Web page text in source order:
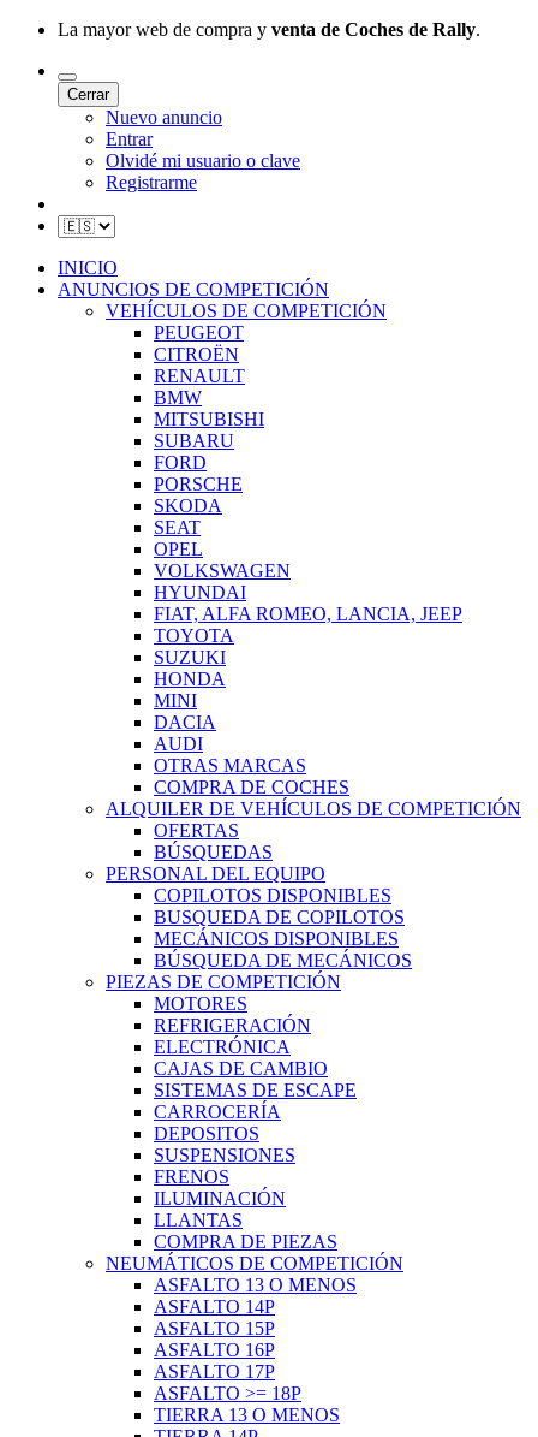
La mayor web de compra y venta de Coches de Rally.
Cerrar
Nuevo anuncio
Entrar
Olvidé mi usuario o clave
Registrarme
INICIO
ANUNCIOS DE COMPETICIÓN
VEHÍCULOS DE COMPETICIÓN
PEUGEOT
CITROËN
RENAULT
BMW
MITSUBISHI
SUBARU
FORD
PORSCHE
SKODA
SEAT
OPEL
VOLKSWAGEN
HYUNDAI
FIAT, ALFA ROMEO, LANCIA, JEEP
TOYOTA
SUZUKI
HONDA
MINI
DACIA
AUDI
OTRAS MARCAS
COMPRA DE COCHES
ALQUILER DE VEHÍCULOS DE COMPETICIÓN
OFERTAS
BÚSQUEDAS
PERSONAL DEL EQUIPO
COPILOTOS DISPONIBLES
BUSQUEDA DE COPILOTOS
MECÁNICOS DISPONIBLES
BÚSQUEDA DE MECÁNICOS
PIEZAS DE COMPETICIÓN
MOTORES
REFRIGERACIÓN
ELECTRÓNICA
CAJAS DE CAMBIO
SISTEMAS DE ESCAPE
CARROCERÍA
DEPOSITOS
SUSPENSIONES
FRENOS
ILUMINACIÓN
LLANTAS
COMPRA DE PIEZAS
NEUMÁTICOS DE COMPETICIÓN
ASFALTO 13 O MENOS
ASFALTO 14P
ASFALTO 15P
ASFALTO 16P
ASFALTO 17P
ASFALTO >= 18P
TIERRA 13 O MENOS